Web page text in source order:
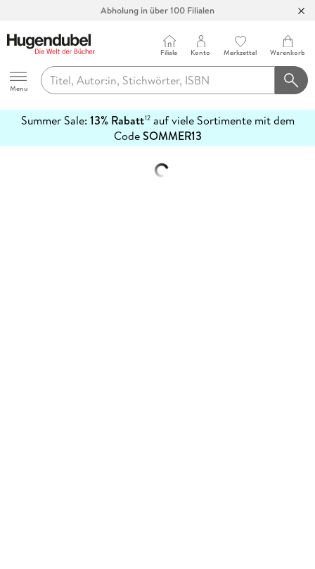
Abholung in über 100 Filialen
Hugendubel
Menu
Filiale Konto Merkzettel Warenkorb
Summer Sale: 13% Rabatt12auf viele Sortimente mit dem
CodeSOMMER13
erfahren